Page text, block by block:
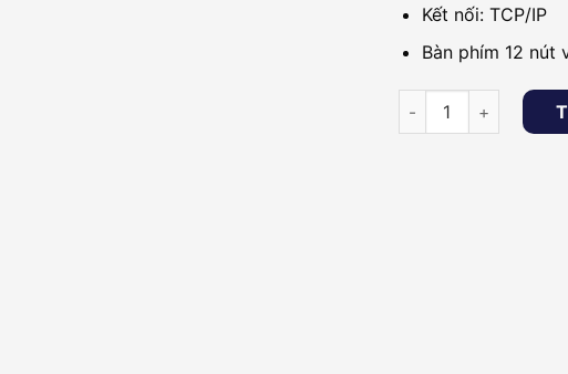
Kết nối: TCP/IP
Bàn phím 12 nút
Bộ kiểm soát vào ra